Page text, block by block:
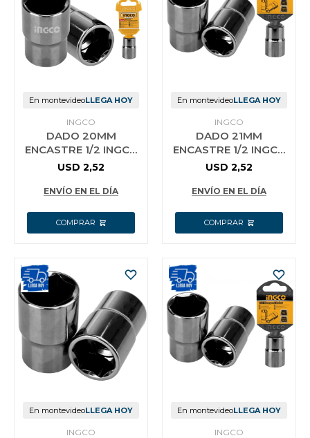
En montevideoLLEGA HOY
INGCO
DADO 20MM
ENCASTRE 1/2 INGCO
HHAST12201
USD 2,52
ENVÍO EN EL DÍA
En montevideoLLEGA HOY
INGCO
DADO 21MM
ENCASTRE 1/2 INGCO
HHAST12211
USD 2,52
ENVÍO EN EL DÍA
En montevideoLLEGA HOY
INGCO
En montevideoLLEGA HOY
INGCO